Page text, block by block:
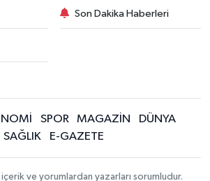
Son Dakika Haberleri
SPOR MAGAZİN
DÜNYA
SAĞLIK
E-GAZETE
ve yorumlardan yazarları sorumludur.